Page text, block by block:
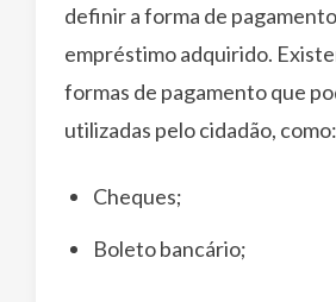
definir a forma de
empréstimo adquirido.
formas de pagamento que
utilizadas pelo cidadão, como:
Cheques;
Boleto bancário;